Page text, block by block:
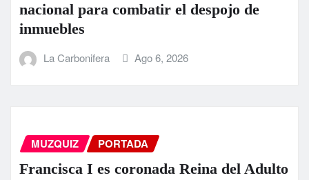
nacional para combatir el despojo de
inmuebles
La Carbonifera Ago 6, 2026
MUZQUIZ PORTADA
Francisca I es coronada Reina del Adulto